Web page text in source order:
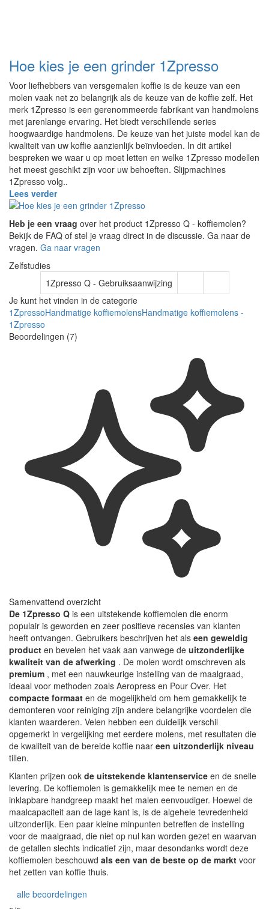
Hoe kies je een grinder 1Zpresso
Voor liefhebbers van versgemalen koffie is de keuze van een
molen vaak net zo belangrijk als de keuze van de koffie zelf. Het
merk 1Zpresso is een gerenommeerde fabrikant van handmolens
met jarenlange ervaring. Het biedt verschillende series
hoogwaardige handmolens. De keuze van het juiste model kan de
kwaliteit van uw koffie aanzienlijk beïnvloeden. In dit artikel
bespreken we waar u op moet letten en welke 1Zpresso modellen
het meest geschikt zijn voor uw behoeften. Slijpmachines
1Zpresso volg..
Lees verder
Heb je een vraag over het product 1Zpresso Q - koffiemolen?
Bekijk de FAQ of stel je vraag direct in de discussie. Ga naar de
vragen. Ga naar vragen
Zelfstudies
1Zpresso Q - Gebruiksaanwijzing
Je kunt het vinden in de categorie
1ZpressoHandmatige koffiemolensHandmatige koffiemolens -
1Zpresso
Beoordelingen (7)
Samenvattend overzicht
De 1Zpresso Q is een uitstekende koffiemolen die enorm
populair is geworden en zeer positieve recensies van klanten
heeft ontvangen. Gebruikers beschrijven het als een geweldig
product en bevelen het vaak aan vanwege de uitzonderlijke
kwaliteit van de afwerking . De molen wordt omschreven als
premium , met een nauwkeurige instelling van de maalgraad,
ideaal voor methoden zoals Aeropress en Pour Over. Het
compacte formaat en de mogelijkheid om hem gemakkelijk te
demonteren voor reiniging zijn andere belangrijke voordelen die
klanten waarderen. Velen hebben een duidelijk verschil
opgemerkt in vergelijking met eerdere molens, met resultaten die
de kwaliteit van de bereide koffie naar een uitzonderlijk niveau
tillen.
Klanten prijzen ook de uitstekende klantenservice en de snelle
levering. De koffiemolen is gemakkelijk mee te nemen en de
inklapbare handgreep maakt het malen eenvoudiger. Hoewel de
maalcapaciteit aan de lage kant is, is de algehele tevredenheid
uitzonderlijk. Een paar kleine minpunten betreffen de instelling
voor de maalgraad, die niet op nul kan worden gezet en waarvan
de getallen slechts indicatief zijn, maar desondanks wordt deze
koffiemolen beschouwd als een van de beste op de markt voor
het zetten van koffie thuis.
alle beoordelingen